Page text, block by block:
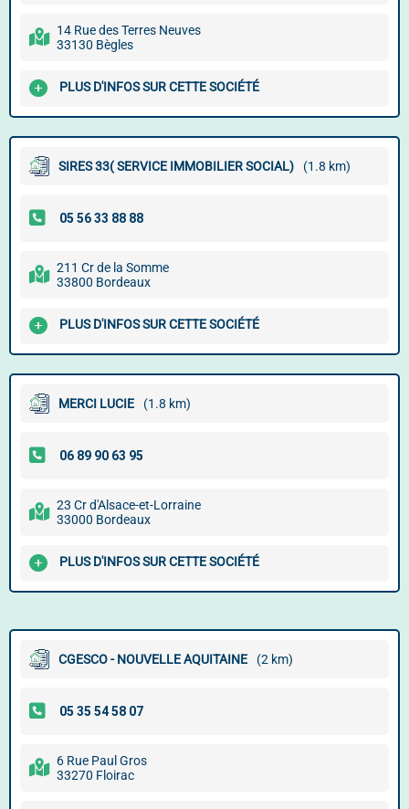
14 Rue des Terres Neuves
33130 Bègles
PLUS D'INFOS SUR CETTE SOCIÉTÉ
SIRES 33( SERVICE IMMOBILIER SOCIAL) (1.8 km)
211 Cr de la Somme
33800 Bordeaux
PLUS D'INFOS SUR CETTE SOCIÉTÉ
MERCI LUCIE (1.8 km)
23 Cr d'Alsace-et-Lorraine
33000 Bordeaux
PLUS D'INFOS SUR CETTE SOCIÉTÉ
CGESCO - NOUVELLE AQUITAINE (2 km)
6 Rue Paul Gros
33270 Floirac